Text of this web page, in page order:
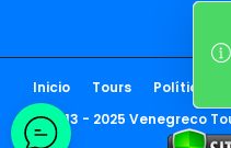
Inicio Tours Política de
© 2013 - 2025 Venegreco